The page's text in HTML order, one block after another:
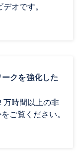
オです。
クを強化した
万時間以上の非
ご覧ください。